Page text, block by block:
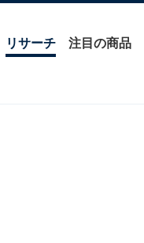
リサーチ 注目の商品